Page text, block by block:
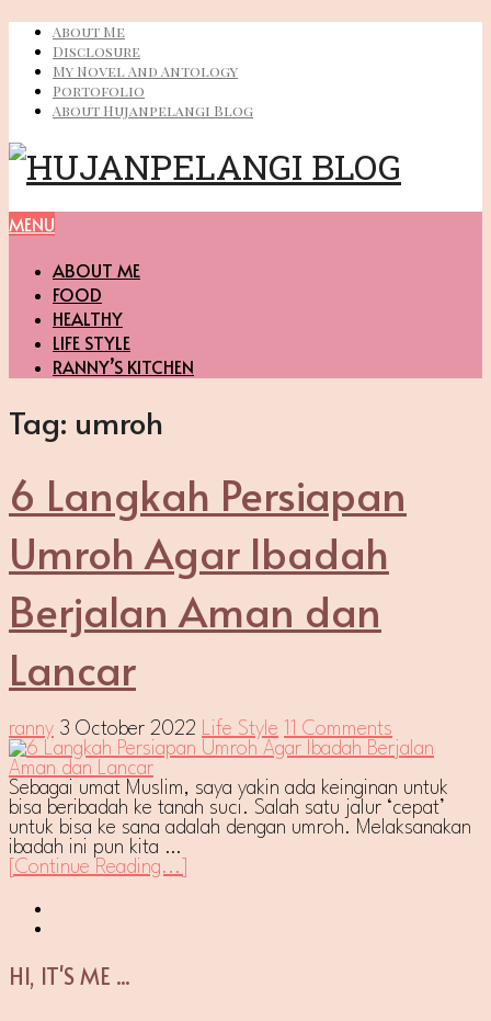
About Me
Disclosure
My Novel And Antology
Portofolio
About Hujanpelangi Blog
MENU
ABOUT ME
FOOD
HEALTHY
LIFE STYLE
RANNY’S KITCHEN
Tag: umroh
6 Langkah Persiapan
Umroh Agar Ibadah
Berjalan Aman dan
Lancar
ranny 3 October 2022 Life Style 11 Comments
Sebagai umat Muslim, saya yakin ada keinginan untuk
bisa beribadah ke tanah suci. Salah satu jalur ‘cepat’
untuk bisa ke sana adalah dengan umroh. Melaksanakan
ibadah ini pun kita …
[Continue Reading...]
HI, IT'S ME ...